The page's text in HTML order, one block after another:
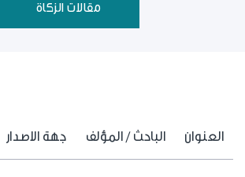
مقالات الزكاة
العنوان الباحث / المؤلف جهة الاصدار